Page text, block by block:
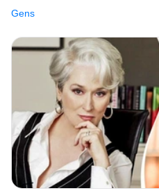
Gens
a marqué les esprits en
Streep sur la scène du Grand
touchant a été marqué par les
incapables de contenir leur
Cuisine
Bien-être
Admiration
Animaux